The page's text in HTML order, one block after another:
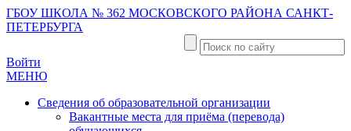
ГБОУ ШКОЛА № 362 МОСКОВСКОГО РАЙОНА САНКТ-
ПЕТЕРБУРГА
Войти
МЕНЮ
Сведения об образовательной организации
Вакантные места для приёма (перевода)